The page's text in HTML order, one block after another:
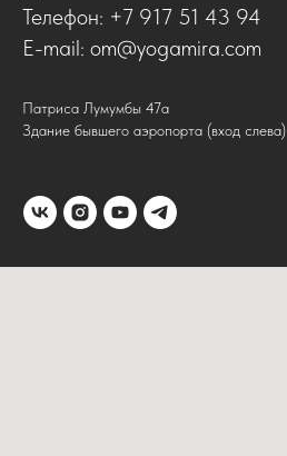
Телефон: +7 917 51 43 94
E-mail: om@yogamira.com
Патриса Лумумбы 47а
Здание бывшего аэропорта (вход слева)